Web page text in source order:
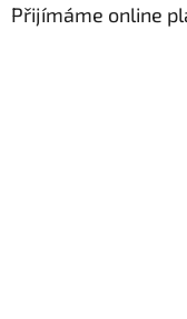
Přijímáme online